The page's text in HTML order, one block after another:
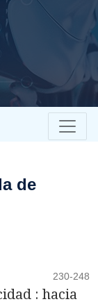
de
230-248
: hacia